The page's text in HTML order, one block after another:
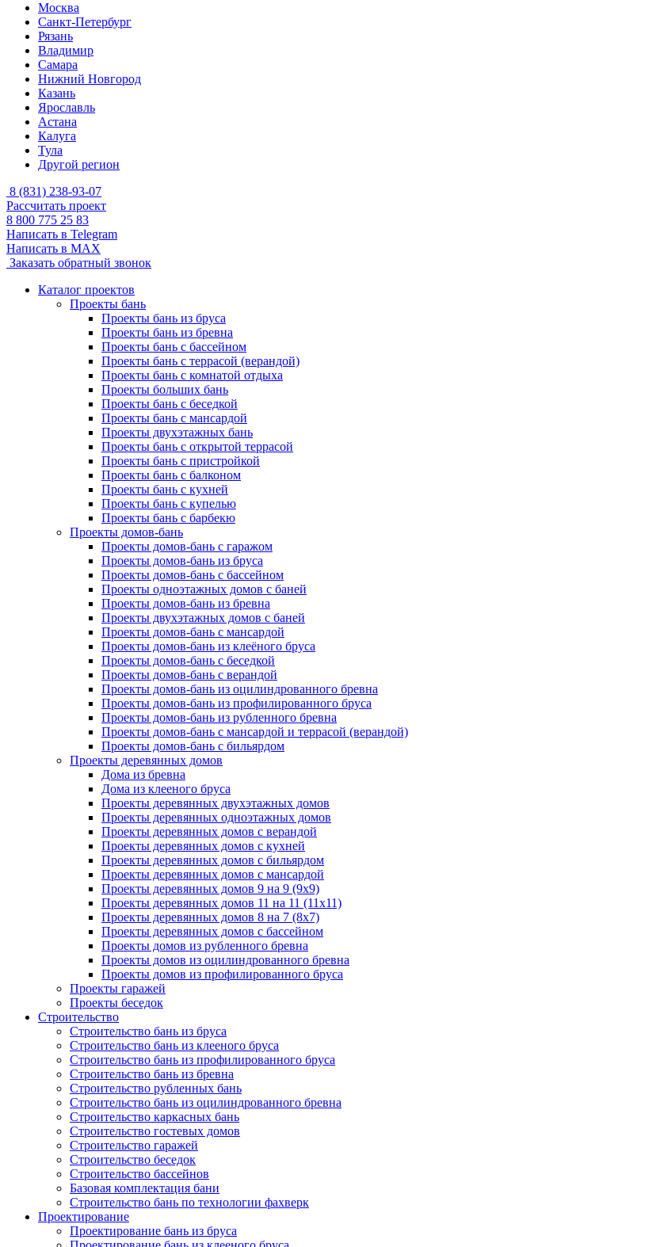
Москва
Санкт-Петербург
Рязань
Владимир
Самара
Нижний Новгород
Казань
Ярославль
Астана
Калуга
Тула
Другой регион
8 (831) 238-93-07
Рассчитать проект
8 800 775 25 83
Написать в Telegram
Написать в MAX
Заказать обратный звонок
Каталог проектов
Проекты бань
Проекты бань из бруса
Проекты бань из бревна
Проекты бань с бассейном
Проекты бань с террасой (верандой)
Проекты бань с комнатой отдыха
Проекты больших бань
Проекты бань с беседкой
Проекты бань с мансардой
Проекты двухэтажных бань
Проекты бань с открытой террасой
Проекты бань с пристройкой
Проекты бань с балконом
Проекты бань с кухней
Проекты бань с купелью
Проекты бань с барбекю
Проекты домов-бань
Проекты домов-бань с гаражом
Проекты домов-бань из бруса
Проекты домов-бань с бассейном
Проекты одноэтажных домов с баней
Проекты домов-бань из бревна
Проекты двухэтажных домов с баней
Проекты домов-бань с мансардой
Проекты домов-бань из клеёного бруса
Проекты домов-бань с беседкой
Проекты домов-бань с верандой
Проекты домов-бань из оцилиндрованного бревна
Проекты домов-бань из профилированного бруса
Проекты домов-бань из рубленного бревна
Проекты домов-бань с мансардой и террасой (верандой)
Проекты домов-бань с бильярдом
Проекты деревянных домов
Дома из бревна
Дома из клееного бруса
Проекты деревянных двухэтажных домов
Проекты деревянных одноэтажных домов
Проекты деревянных домов с верандой
Проекты деревянных домов с кухней
Проекты деревянных домов с бильярдом
Проекты деревянных домов с мансардой
Проекты деревянных домов 9 на 9 (9x9)
Проекты деревянных домов 11 на 11 (11x11)
Проекты деревянных домов 8 на 7 (8x7)
Проекты деревянных домов с бассейном
Проекты домов из рубленного бревна
Проекты домов из оцилиндрованного бревна
Проекты домов из профилированного бруса
Проекты гаражей
Проекты беседок
Строительство
Строительство бань из бруса
Строительство бань из клееного бруса
Строительство бань из профилированного бруса
Строительство бань из бревна
Строительство рубленных бань
Строительство бань из оцилиндрованного бревна
Строительство каркасных бань
Строительство гостевых домов
Строительство гаражей
Строительство беседок
Строительство бассейнов
Базовая комплектация бани
Строительство бань по технологии фахверк
Проектирование
Проектирование бань из бруса